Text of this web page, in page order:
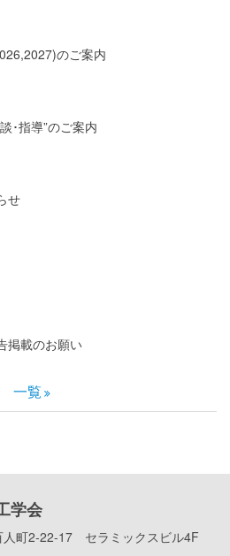
のご案内
･指導”のご案内
せ
掲載のお願い
一覧
学会
人町2-22-17 セラミックスビル4F